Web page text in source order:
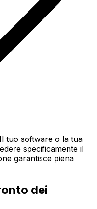
tuo software o la tua
specificamente il
garantisce piena
dei